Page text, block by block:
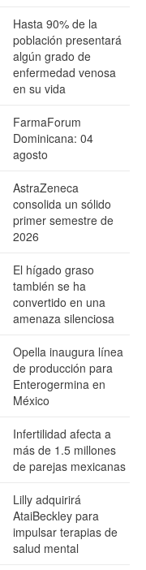
Hasta 90% de la
población presentará
algún grado de
enfermedad venosa
en su vida
FarmaForum
Dominicana: 04
agosto
AstraZeneca
consolida un sólido
primer semestre de
2026
El hígado graso
también se ha
convertido en una
amenaza silenciosa
Opella inaugura línea
de producción para
Enterogermina en
México
Infertilidad afecta a
más de 1.5 millones
de parejas mexicanas
Lilly adquirirá
AtaiBeckley para
impulsar terapias de
salud mental